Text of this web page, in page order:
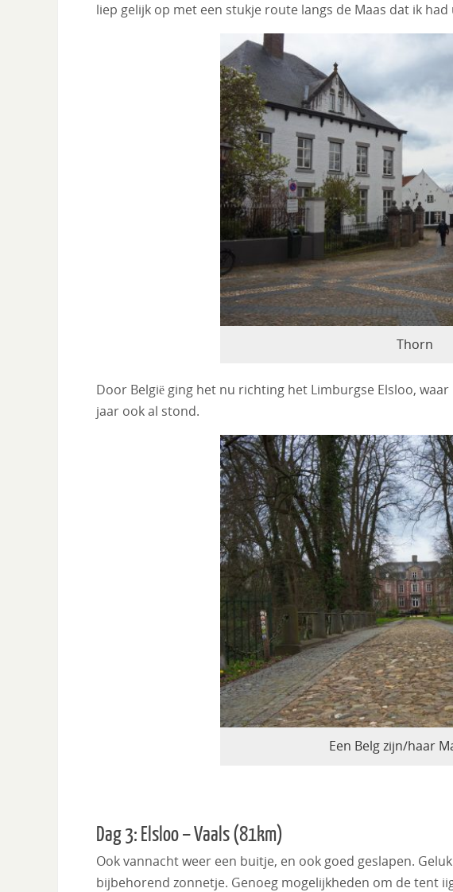
liep gelijk op met een stukje route langs de Maas dat ik
Thorn
Door België ging het nu richting het Limburgse Elsloo,
jaar ook al stond.
Een Belg zijn/haar
Dag 3: Elsloo – Vaals (81km)
Ook vannacht weer een buitje, en ook goed geslapen.
bijbehorend zonnetje. Genoeg mogelijkheden om de tent